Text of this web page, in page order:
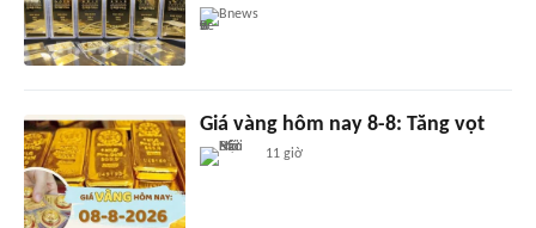
Bnews
Giá vàng hôm nay 8-8: Tăng vọt
11 giờ